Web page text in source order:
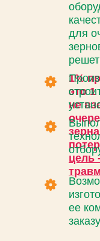
для
1%
это 1
не
цель
ее